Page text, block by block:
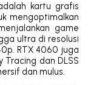
kartu grafis
mengoptimalkan
game
ultra di resolusi
RTX 4060 juga
dan DLSS
dan mulus.